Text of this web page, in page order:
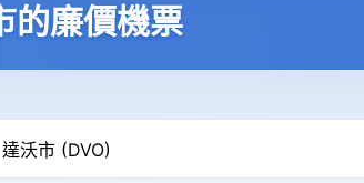
的廉價機票